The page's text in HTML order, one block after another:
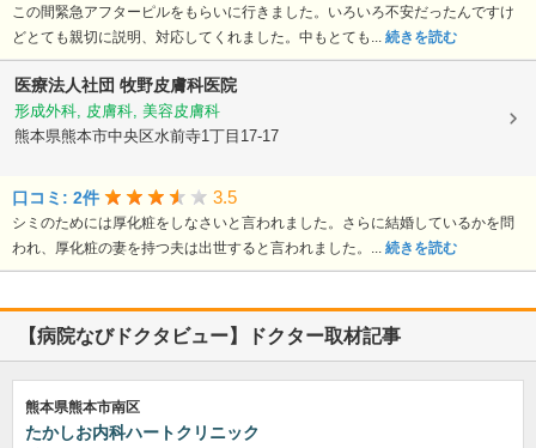
この間緊急アフターピルをもらいに行きました。いろいろ不安だったんですけ
どとても親切に説明、対応してくれました。中もとても... 続きを読む
医療法人社団 牧野皮膚科医院
形成外科, 皮膚科, 美容皮膚科
熊本県熊本市中央区水前寺1丁目17-17
口コミ: 2件 3.5
シミのためには厚化粧をしなさいと言われました。さらに結婚しているかを問
われ、厚化粧の妻を持つ夫は出世すると言われました。... 続きを読む
【病院なびドクタビュー】ドクター取材記事
熊本県熊本市南区
たかしお内科ハートクリニック